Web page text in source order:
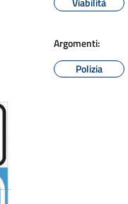
Argomenti:
Polizia